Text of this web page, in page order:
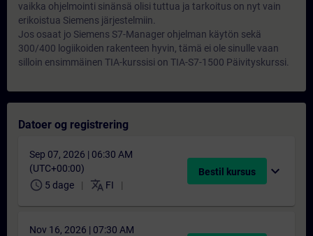
vaikka ohjelmointi sinänsä olisi tuttua ja tarkoitus on nyt vain
erikoistua Siemens järjestelmiin.
Jos osaat jo Siemens S7-Manager ohjelman käytön sekä
300/400 logiikoiden rakenteen hyvin, tämä ei ole sinulle vaan
silloin ensimmäinen TIA-kurssisi on TIA-S7-1500 Päivityskurssi.
Datoer og registrering
Sep 07, 2026 | 06:30 AM
(UTC+00:00)
schedule 5 dage translate FI
Bestil kursus expand_more
Nov 16, 2026 | 07:30 AM